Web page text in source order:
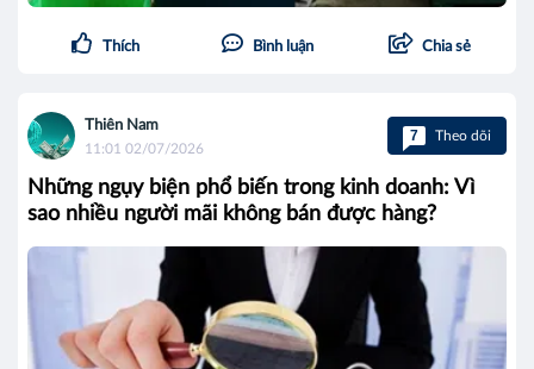
Thích Bình luận Chia sẻ
Thiên Nam
11:01 02/07/2026
7 Theo dõi
Những ngụy biện phổ biến trong kinh doanh: Vì
sao nhiều người mãi không bán được hàng?